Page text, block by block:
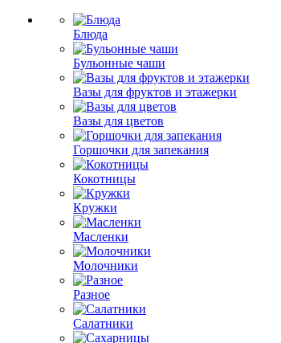
Блюда
Бульонные чаши
Вазы для фруктов и этажерки
Вазы для цветов
Горшочки для запекания
Кокотницы
Кружки
Масленки
Молочники
Разное
Салатники